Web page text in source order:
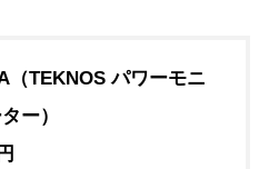
（TEKNOS パワーモニ
ー）